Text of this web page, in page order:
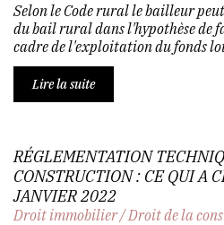
Selon le Code rural le bailleur
du bail rural dans l'hypothèse de
cadre de l'exploitation du fonds
Lire la suite
RÉGLEMENTATION
CONSTRUCTION : CE QUI A
JANVIER 2022
Droit immobilier/Droit de la